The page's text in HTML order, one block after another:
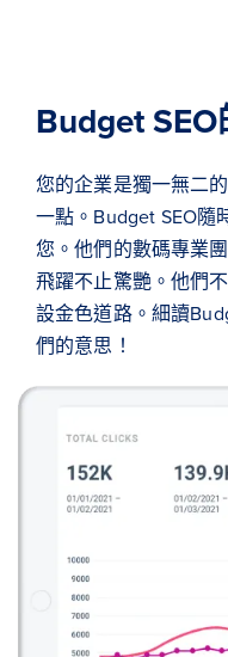
Budget
您的企業是獨一無二
一點。Budget SEO隨
您。他們的數碼專業
飛躍不止驚艷。他們
設金色道路。細讀
們的意思！